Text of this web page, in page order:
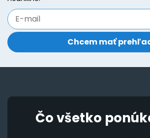
Čo všetko